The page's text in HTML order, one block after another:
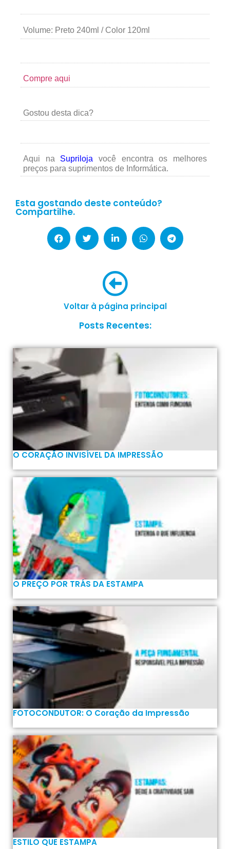
Volume: Preto 240ml / Color 120ml
Compre aqui
Gostou desta dica?
Aqui na Supriloja você encontra os melhores
preços para suprimentos de Informática.
Esta gostando deste conteúdo?
Compartilhe.
Voltar à página principal
Posts Recentes:
O CORAÇÃO INVISÍVEL DA IMPRESSÃO
O PREÇO POR TRÁS DA ESTAMPA
FOTOCONDUTOR: O Coração da Impressão
ESTILO QUE ESTAMPA